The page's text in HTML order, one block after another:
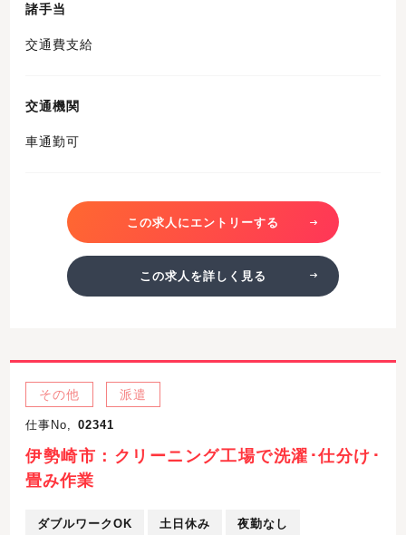
諸手当
交通費支給
交通機関
車通勤可
この求人にエントリーする
この求人を詳しく見る
その他 派遣
仕事No, 02341
伊勢崎市：クリーニング工場で洗濯･仕分け･
畳み作業
ダブルワークOK 土日休み 夜勤なし